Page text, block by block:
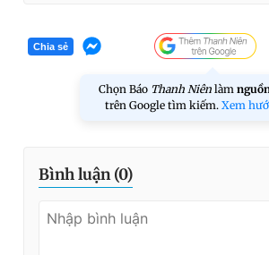
Chia sẻ
Chọn Báo Thanh Niên làm
trên Google tìm kiếm. Xem
Bình luận (0)